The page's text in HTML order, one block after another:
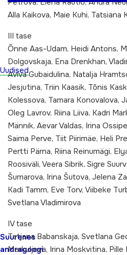
Uudised
Suurenes
andragoogi
Petrova, Elena Rautio, Andra
Alla Kaikova, Maie Kuhi, Tatsiana
III tase
Õnne Aas-Udam, Heidi Antons,
Dolgovskaja, Ena Drenkhan,
Aviva Gubaidulina, Natalja
Jesjutina, Triin Kaasik, Tõnis
Kolessova, Tamara Konovalova,
Oleg Lavrov, Riina Liiva, Kadri
Männik, Aevar Valdas, Irina
Saima Perve, Tiit Piirimäe, Heli
Pertti Pärna, Riina Reinumägi,
Roosiväli, Veera Sibrik, Sigre
Šumarova, Irina Šutova, Jelena
Kadi Tamm, Eve Torv, Viibeke
Svetlana Vladimirova
IV tase
Tatjana Babanskaja, Svetlana
Merkuljeva, Irina Moskvitina, Pille